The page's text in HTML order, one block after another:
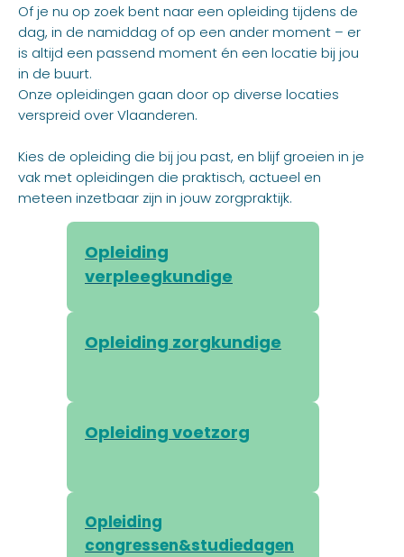
Of je nu op zoek bent naar een opleiding tijdens de
dag, in de namiddag of op een ander moment – er
is altijd een passend moment én een locatie bij jou
in de buurt.
Onze opleidingen gaan door op diverse locaties
verspreid over Vlaanderen.
Kies de opleiding die bij jou past, en blijf groeien in je
vak met opleidingen die praktisch, actueel en
meteen inzetbaar zijn in jouw zorgpraktijk.
Opleiding
verpleegkundige
Opleiding zorgkundige
Opleiding voetzorg
Opleiding
congressen&studiedagen